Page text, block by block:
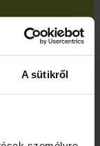
A sütikről